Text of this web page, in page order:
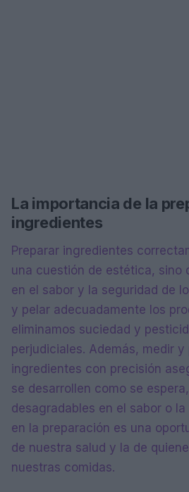
La importancia de la
ingredientes
Preparar ingredientes
una cuestión de estética, sino
en el sabor y la seguridad de
y pelar adecuadamente los
eliminamos suciedad y
perjudiciales. Además, medir y
ingredientes con precisión
se desarrollen como se
desagradables en el sabor o
en la preparación es una
de nuestra salud y la de
nuestras comidas.